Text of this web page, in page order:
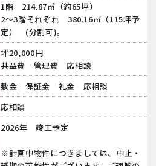
1階 214.87㎡（約65坪）
2～3階それぞれ 380.16㎡（115坪予
定） (分割可)。
坪20,000円
共益費 管理費 応相談
敷金 保証金 礼金 応相談
応相談
2026年 竣工予定
※計画中物件につきましては、中止・